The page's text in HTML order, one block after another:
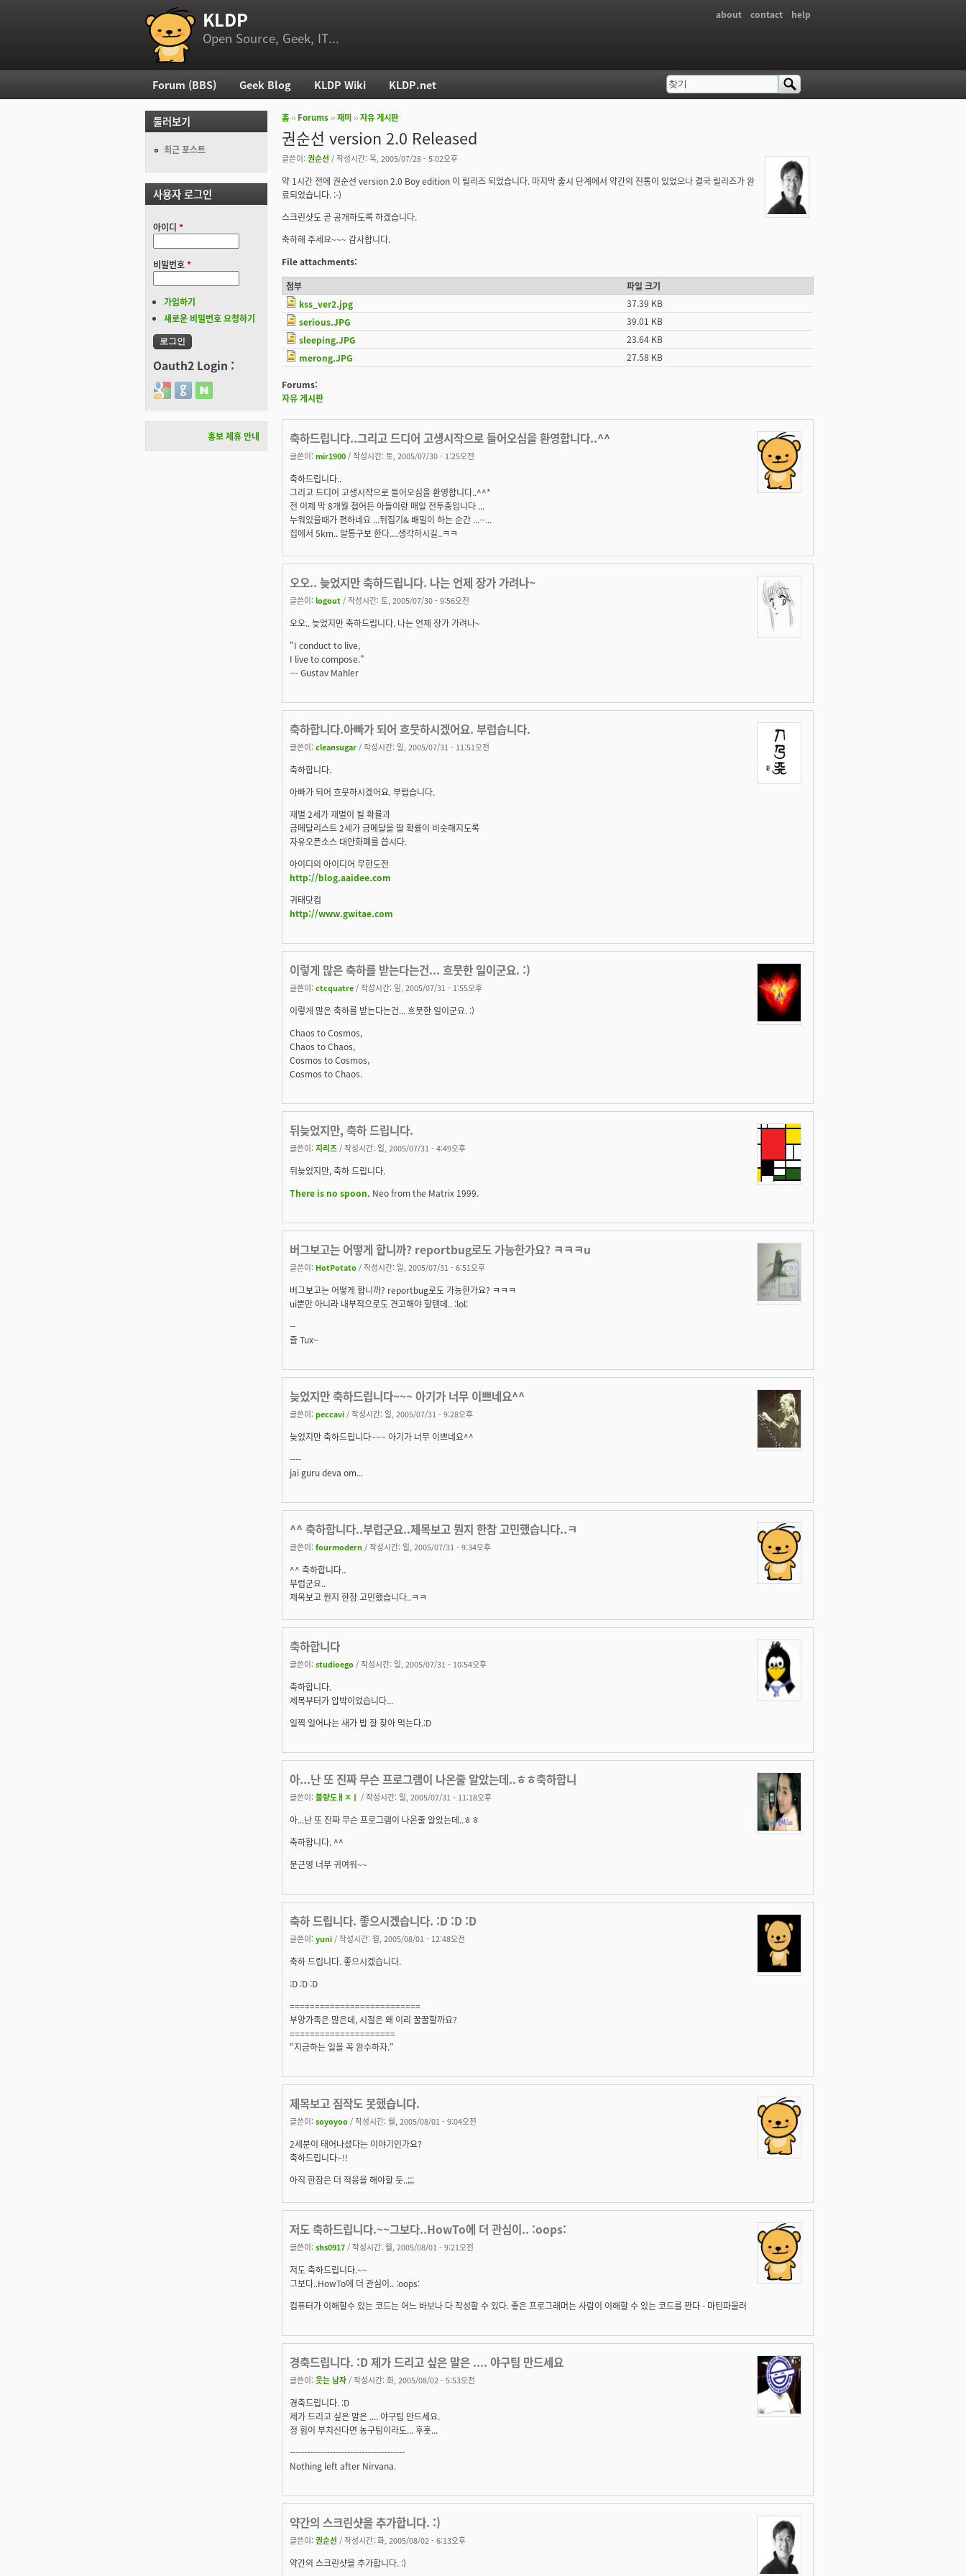
부 메뉴
about contact help
KLDP
Open Source, Geek, IT...
현재 위치
홈 ›› Forums ››재미 ››자유 게시판
권순선 version 2.0 Released
글쓴이: 권순선 / 작성시간: 목, 2005/07/28 - 5:02오후
약 1시간 전에 권순선 version 2.0 Boy edition 이 릴리즈 되었습니다. 마지막 출시 단계에서 약간의 진통이 있었으나 결국 릴리즈가 완
료되었습니다. :-)
스크린샷도 곧 공개하도록 하겠습니다.
축하해 주세요~~~ 감사합니다.
File attachments:
첨부
파일 크기
kss_ver2.jpg
37.39 KB
serious.JPG
39.01 KB
sleeping.JPG
23.64 KB
merong.JPG
27.58 KB
Forums:
자유 게시판
축하드립니다..그리고 드디어 고생시작으로 들어오심을 환영합니다..^^
글쓴이: mir1900 / 작성시간: 토, 2005/07/30 - 1:25오전
축하드립니다..
그리고 드디어 고생시작으로 들어오심을 환영합니다..^^*
전 이제 막 8개월 접어든 아들이랑 매일 전투중입니다 ...
누워있을때가 편하네요 ...뒤집기& 배밀이 하는 순간 ...--...
집에서 5km.. 알통구보 한다....생각하시길..ㅋㅋ
오오.. 늦었지만 축하드립니다. 나는 언제 장가 가려나~
글쓴이: logout / 작성시간: 토, 2005/07/30 - 9:56오전
오오.. 늦었지만 축하드립니다. 나는 언제 장가 가려나~
"I conduct to live,
I live to compose."
--- Gustav Mahler
축하합니다.아빠가 되어 흐뭇하시겠어요. 부럽습니다.
글쓴이: cleansugar / 작성시간: 일, 2005/07/31 - 11:51오전
축하합니다.
아빠가 되어 흐뭇하시겠어요. 부럽습니다.
재벌 2세가 재벌이 될 확률과
금메달리스트 2세가 금메달을 딸 확률이 비슷해지도록
자유오픈소스 대안화폐를 씁시다.
아이디의 아이디어 무한도전
http://blog.aaidee.com
귀태닷컴
http://www.gwitae.com
이렇게 많은 축하를 받는다는건... 흐뭇한 일이군요. :)
글쓴이: ctcquatre / 작성시간: 일, 2005/07/31 - 1:55오후
이렇게 많은 축하를 받는다는건... 흐뭇한 일이군요. :)
Chaos to Cosmos,
Chaos to Chaos,
Cosmos to Cosmos,
Cosmos to Chaos.
뒤늦었지만, 축하 드립니다.
글쓴이: 지리즈 / 작성시간: 일, 2005/07/31 - 4:49오후
뒤늦었지만, 축하 드립니다.
There is no spoon. Neo from the Matrix 1999.
버그보고는 어떻게 합니까? reportbug로도 가능한가요? ㅋㅋㅋu
글쓴이: HotPotato / 작성시간: 일, 2005/07/31 - 6:51오후
버그보고는 어떻게 합니까? reportbug로도 가능한가요? ㅋㅋㅋ
ui뿐만 아니라 내부적으로도 견고해야 할텐데.. :lol:
--
즐 Tux~
늦었지만 축하드립니다~~~ 아기가 너무 이쁘네요^^
글쓴이: peccavi / 작성시간: 일, 2005/07/31 - 9:28오후
늦었지만 축하드립니다~~~ 아기가 너무 이쁘네요^^
----
jai guru deva om...
^^ 축하합니다..부럽군요..제목보고 뭔지 한참 고민했습니다..ㅋ
글쓴이: fourmodern / 작성시간: 일, 2005/07/31 - 9:34오후
^^ 축하합니다..
부럽군요..
제목보고 뭔지 한참 고민했습니다..ㅋㅋ
축하합니다
글쓴이: studioego / 작성시간: 일, 2005/07/31 - 10:54오후
축하합니다.
제목부터가 압박이었습니다...
일찍 일어나는 새가 밥 잘 찾아 먹는다.:D
아...난 또 진짜 무슨 프로그램이 나온줄 알았는데..ㅎㅎ축하합니
글쓴이: 불량도ㅐㅈㅣ / 작성시간: 일, 2005/07/31 - 11:18오후
아...난 또 진짜 무슨 프로그램이 나온줄 알았는데..ㅎㅎ
축하합니다. ^^
문근영 너무 귀여워~~
축하 드립니다. 좋으시겠습니다. :D :D :D
글쓴이: yuni / 작성시간: 월, 2005/08/01 - 12:48오전
축하 드립니다. 좋으시겠습니다.
:D :D :D
==========================
부양가족은 많은데, 시절은 왜 이리 꿀꿀할까요?
=====================
"지금하는 일을 꼭 완수하자."
제목보고 짐작도 못했습니다.
글쓴이: soyoyoo / 작성시간: 월, 2005/08/01 - 9:04오전
2세분이 태어나셨다는 이야기인가요?
축하드립니다~!!
아직 한참은 더 적응을 해야할 듯..;;;
저도 축하드립니다.~~그보다..HowTo에 더 관심이.. :oops:
글쓴이: shs0917 / 작성시간: 월, 2005/08/01 - 9:21오전
저도 축하드립니다.~~
그보다..HowTo에 더 관심이.. :oops:
컴퓨터가 이해할수 있는 코드는 어느 바보나 다 작성할 수 있다. 좋은 프로그래머는 사람이 이해할 수 있는 코드를 짠다 - 마틴파울러
경축드립니다. :D 제가 드리고 싶은 말은 .... 야구팀 만드세요
글쓴이: 웃는 남자 / 작성시간: 화, 2005/08/02 - 5:53오전
경축드립니다. :D
제가 드리고 싶은 말은 .... 야구팀 만드세요.
정 힘이 부치신다면 농구팀이라도... 후훗...
----------------------------------------
Nothing left after Nirvana.
약간의 스크린샷을 추가합니다. :)
글쓴이: 권순선 / 작성시간: 화, 2005/08/02 - 6:13오후
약간의 스크린샷을 추가합니다. :)
주 메뉴
Forum (BBS) Geek Blog KLDP Wiki KLDP.net 검색 폼
찾기
둘러보기
최근 포스트
사용자 로그인
아이디 *
비밀번호*
가입하기
새로운 비밀번호 요청하기
Oauth2 Login :
Login with Google
Login with GitHub
Login with Naver
홍보 제휴 안내